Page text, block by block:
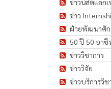
ข่าวนิสิตแลก
ข่าว
ฝ่ายพัฒนาศั
50 ปี 50 อาชี
ข่าววิชาการ
ข่าววิจัย
ข่าวบริการวิช